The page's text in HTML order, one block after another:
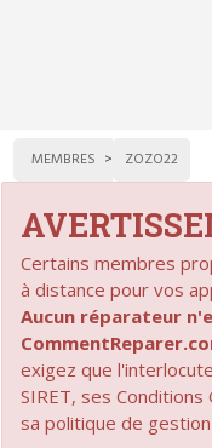
MEMBRES ZOZO22
Certains membres
à distance pour vos
Aucun réparateur
exigez que
SIRET, ses
sa politique de